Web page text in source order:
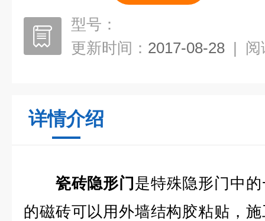
型号：
更新时间： 2017-08-28 | 阅
详情介绍
瓷砖隐形门 是特殊隐形门中
的磁砖可以用外墙结构胶粘贴，